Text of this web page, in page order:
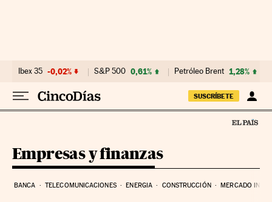
Ibex 35 -0,02% S&P 500 0,61% Petróleo Brent 1,28%
SUSCRÍBETE
Empresas y finanzas
BANCA TELECOMUNICACIONES ENERGIA CONSTRUCCIÓN MERCADO